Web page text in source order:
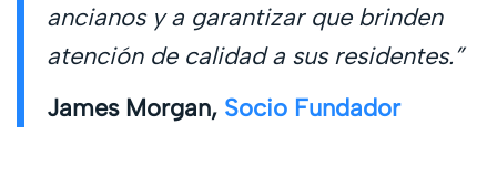
ancianos y a garantizar que brinden
atención de calidad a sus residentes.”
James Morgan, Socio Fundador